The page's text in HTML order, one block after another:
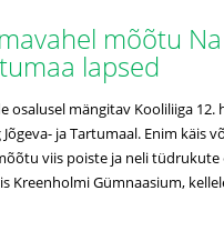
mõõtu
lapsed
osalusel mängitav Kooliliiga
ja Tartumaal. Enim käis
viis poiste ja neli tüdrukute
Kreenholmi Gümnaasium,